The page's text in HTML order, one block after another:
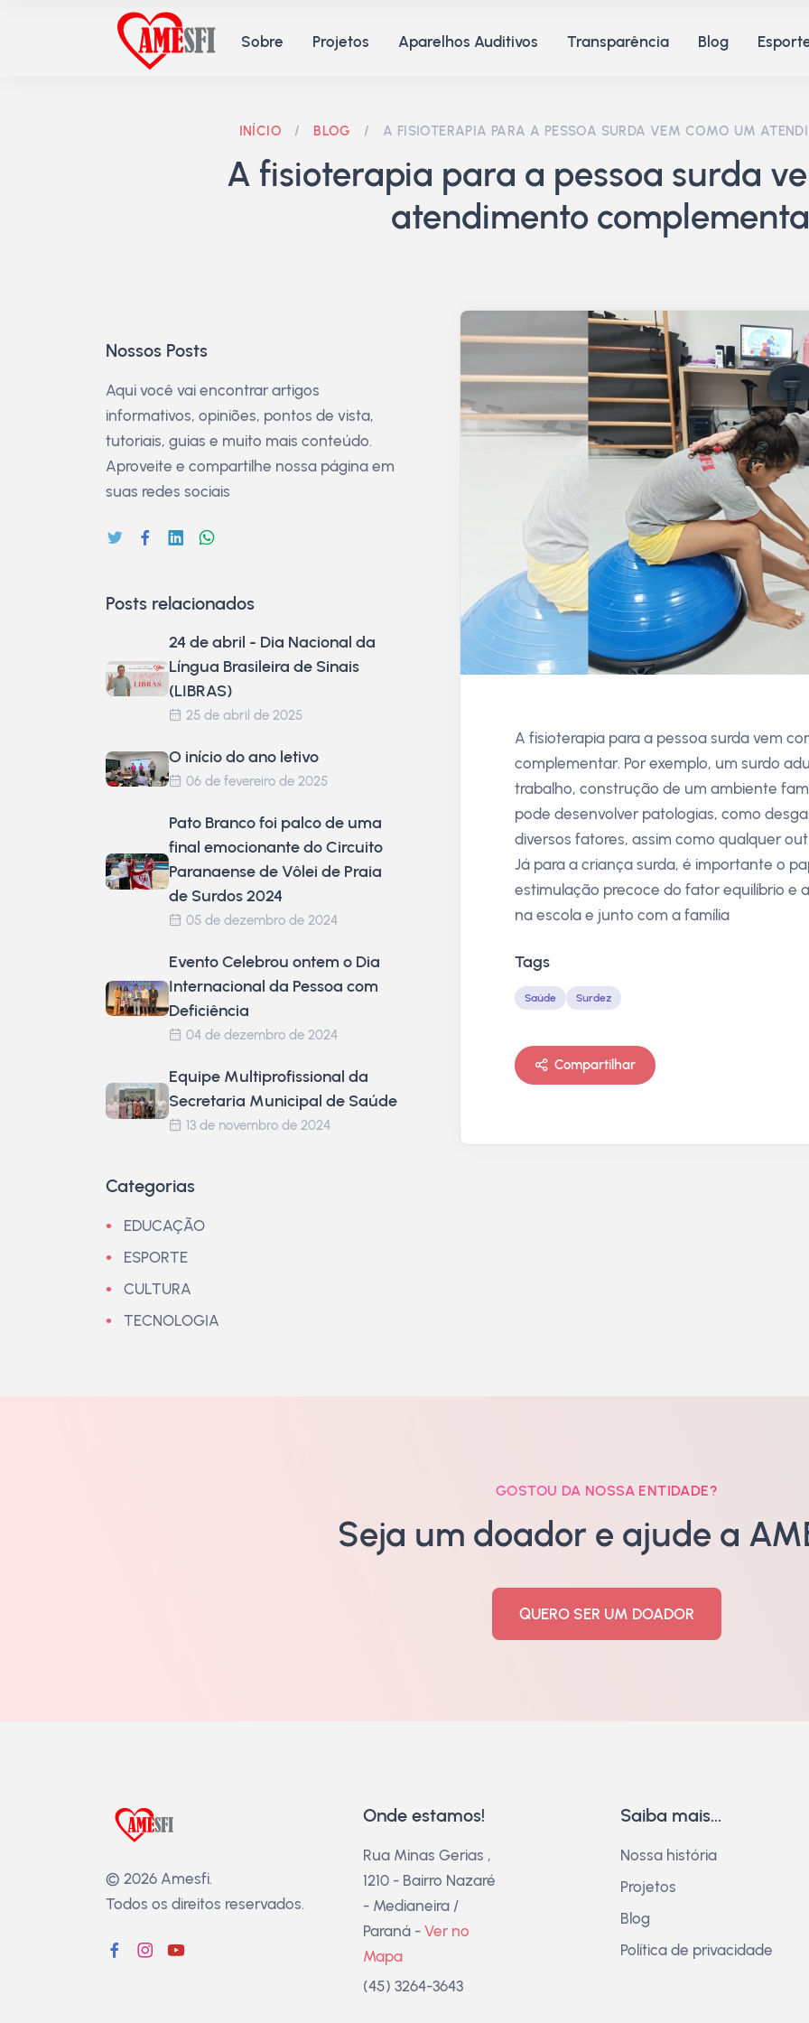
Sobre Projetos Aparelhos Auditivos Transparência Blog
INÍCIO / BLOG / A FISIOTERAPIA PARA A PESSOA SURDA VEM COMO UM
A fisioterapia para a pessoa surda
atendimento
A fisioterapia para a pessoa surda vem
complementar. Por exemplo, um surdo
trabalho, construção de um ambiente
pode desenvolver patologias, como
diversos fatores, assim como qualquer
Já para a criança surda, é importante o
estimulação precoce do fator equilíbrio e
na escola e junto com a família
Tags
Saúde Surdez
Compartilhar
Nossos Posts
Aqui você vai encontrar artigos
informativos, opiniões, pontos de vista,
tutoriais, guias e muito mais conteúdo.
Aproveite e compartilhe nossa página em
suas redes sociais
Posts relacionados
24 de abril - Dia Nacional da
Língua Brasileira de Sinais
(LIBRAS)
25 de abril de 2025
O início do ano letivo
06 de fevereiro de 2025
Pato Branco foi palco de uma
final emocionante do Circuito
Paranaense de Vôlei de Praia
de Surdos 2024
05 de dezembro de 2024
Evento Celebrou ontem o Dia
Internacional da Pessoa com
Deficiência
04 de dezembro de 2024
Equipe Multiprofissional da
Secretaria Municipal de Saúde
13 de novembro de 2024
Categorias
EDUCAÇÃO
ESPORTE
CULTURA
TECNOLOGIA
GOSTOU DA NOSSA ENTIDADE?
Seja um doador e ajude a
QUERO SER UM DOADOR
© 2026 Amesfi.
Todos os direitos reservados.
Onde estamos!
Rua Minas Gerias ,
1210 - Bairro Nazaré
- Medianeira /
Paraná - Ver no
Mapa
(45) 3264-3643
Saiba mais...
Nossa história
Projetos
Blog
Política de privacidade